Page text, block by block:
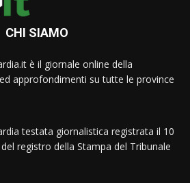
CHI SIAMO
è il giornale online della
approfondimenti su tutte le province
testata giornalistica registrata il 10
registro della Stampa del Tribunale